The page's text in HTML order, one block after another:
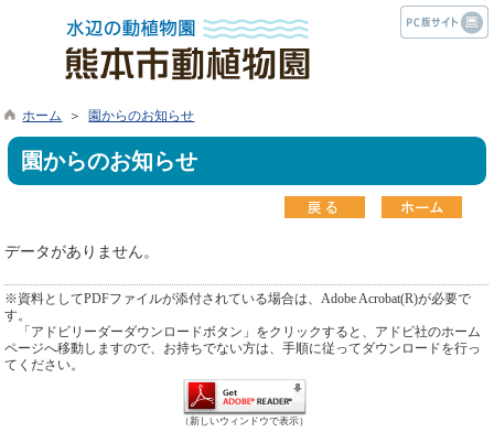
ホーム ＞ 園からのお知らせ
園からのお知らせ
データがありません。
※資料としてPDFファイルが添付されている場合は、Adobe Acrobat(R)が必要で
す。
「アドビリーダーダウンロードボタン」をクリックすると、アドビ社のホーム
ページへ移動しますので、お持ちでない方は、手順に従ってダウンロードを行っ
てください。
（新しいウィンドウで表示）